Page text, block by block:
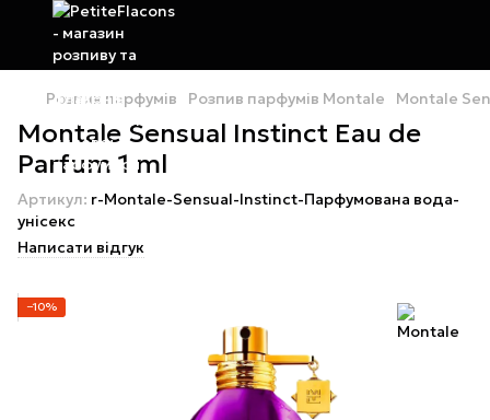
Розпив парфумів Розпив парфумів Montale Montale
Montale Sensual Instinct Eau de
Parfum 1 ml
Артикул: r-Montale-Sensual-Instinct-Парфумована вода-
унісекс
Написати відгук
−10%